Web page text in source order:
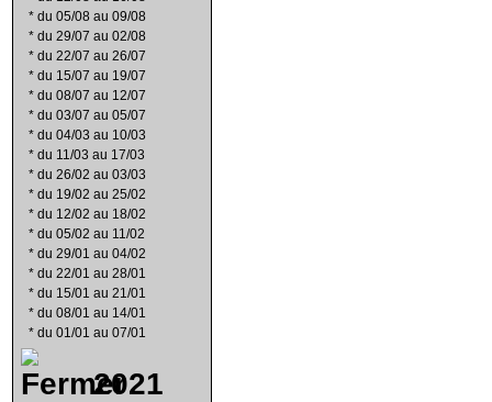
* du 05/08 au 09/08
* du 29/07 au 02/08
* du 22/07 au 26/07
* du 15/07 au 19/07
* du 08/07 au 12/07
* du 03/07 au 05/07
* du 04/03 au 10/03
* du 11/03 au 17/03
* du 26/02 au 03/03
* du 19/02 au 25/02
* du 12/02 au 18/02
* du 05/02 au 11/02
* du 29/01 au 04/02
* du 22/01 au 28/01
* du 15/01 au 21/01
* du 08/01 au 14/01
* du 01/01 au 07/01
2021